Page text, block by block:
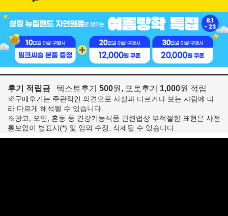
후기 적립금 텍스트후기 500원, 포토후기 1,000원 적립
※구매후기는 주관적인 의견으로 사실과 다르거나 보는 사람에 따
라 다르게 해석될 수 있습니다.
※광고, 오인, 혼동 등 건강기능식품 관련법상 부적절한 표현은 사전
통보없이 별표시(*) 및 임의 수정, 삭제될 수 있습니다.